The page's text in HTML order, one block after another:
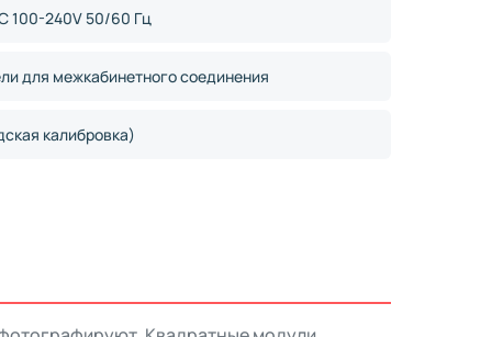
100-240V 50/60 Гц
для межкабинетного соединения
калибровка)